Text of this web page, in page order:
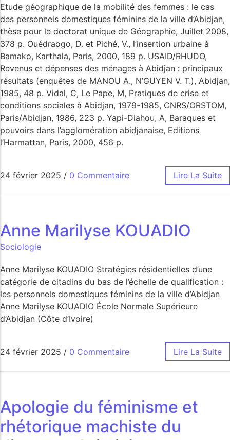
Etude géographique de la mobilité des femmes : le cas
des personnels domestiques féminins de la ville d’Abidjan,
thèse pour le doctorat unique de Géographie, Juillet 2008,
378 p. Ouédraogo, D. et Piché, V., l’insertion urbaine à
Bamako, Karthala, Paris, 2000, 189 p. USAID/RHUDO,
Revenus et dépenses des ménages à Abidjan : principaux
résultats (enquêtes de MANOU A., N’GUYEN V. T.), Abidjan,
1985, 48 p. Vidal, C, Le Pape, M, Pratiques de crise et
conditions sociales à Abidjan, 1979-1985, CNRS/ORSTOM,
Paris/Abidjan, 1986, 223 p. Yapi-Diahou, A, Baraques et
pouvoirs dans l’agglomération abidjanaise, Editions
l’Harmattan, Paris, 2000, 456 p.
24 février 2025 / 0 Commentaire Lire La Suite
Anne Marilyse KOUADIO
Sociologie
Anne Marilyse KOUADIO Stratégies résidentielles d’une
catégorie de citadins du bas de l’échelle de qualification :
les personnels domestiques féminins de la ville d’Abidjan
Anne Marilyse KOUADIO École Normale Supérieure
d’Abidjan (Côte d’Ivoire)
24 février 2025 / 0 Commentaire Lire La Suite
Apologie du féminisme et
rhétorique machiste du